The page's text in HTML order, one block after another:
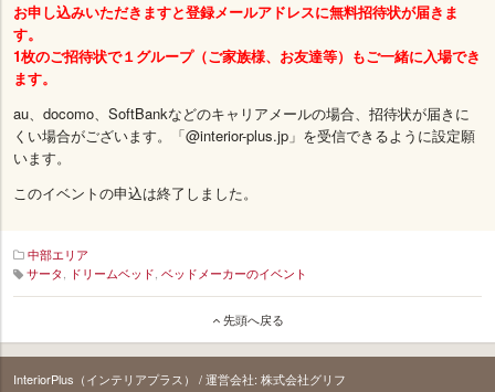
お申し込みいただきますと登録メールアドレスに無料招待状が届きま
す。
1枚のご招待状で１グループ（ご家族様、お友達等）もご一緒に入場でき
ます。
au、docomo、SoftBankなどのキャリアメールの場合、招待状が届きに
くい場合がございます。「@interior-plus.jp」を受信できるように設定願
います。
このイベントの申込は終了しました。
中部エリア
サータ , ドリームベッド, ベッドメーカーのイベント
先頭へ戻る
InteriorPlus（インテリアプラス） / 運営会社: 株式会社グリフ